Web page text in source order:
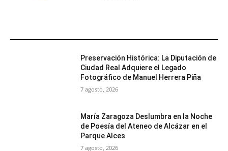
Preservación Histórica: La Diputación de
Ciudad Real Adquiere el Legado
Fotográfico de Manuel Herrera Piña
7 agosto, 2026
María Zaragoza Deslumbra en la Noche
de Poesía del Ateneo de Alcázar en el
Parque Alces
7 agosto, 2026